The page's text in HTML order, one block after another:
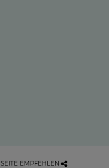
SEITE EMPFEHLEN